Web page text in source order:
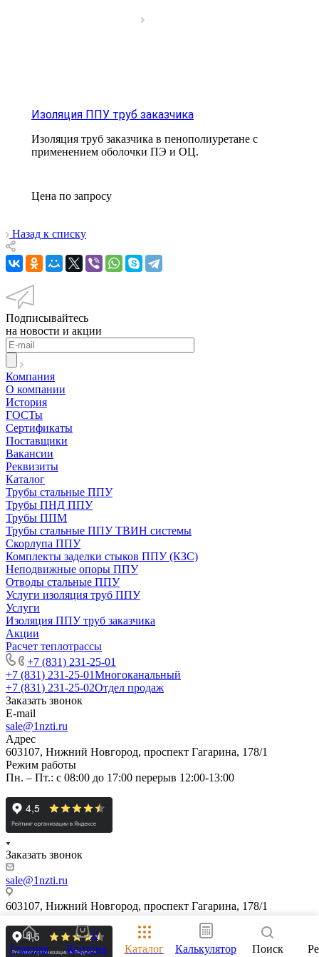
Изоляция ППУ труб заказчика
Изоляция труб заказчика в пенополиуретане с
применением оболочки ПЭ и ОЦ.
Цена по запросу
Назад к списку
Подписывайтесь
на новости и акции
Компания
О компании
История
ГОСТы
Сертификаты
Поставщики
Вакансии
Реквизиты
Каталог
Трубы стальные ППУ
Трубы ПНД ППУ
Трубы ППМ
Трубы стальные ППУ ТВИН системы
Скорлупа ППУ
Комплекты заделки стыков ППУ (КЗС)
Неподвижные опоры ППУ
Отводы стальные ППУ
Услуги изоляция труб ППУ
Услуги
Изоляция ППУ труб заказчика
Акции
Расчет теплотрассы
+7 (831) 231-25-01
+7 (831) 231-25-01Многоканальный
+7 (831) 231-25-02Отдел продаж
Заказать звонок
E-mail
sale@1nzti.ru
Адрес
603107, Нижний Новгород, проспект Гагарина, 178/1
Режим работы
Пн. – Пт.: с 08:00 до 17:00 перерыв 12:00-13:00
Заказать звонок
sale@1nzti.ru
603107, Нижний Новгород, проспект Гагарина, 178/1
Главная
0
Корзина
Каталог Калькулятор Поиск